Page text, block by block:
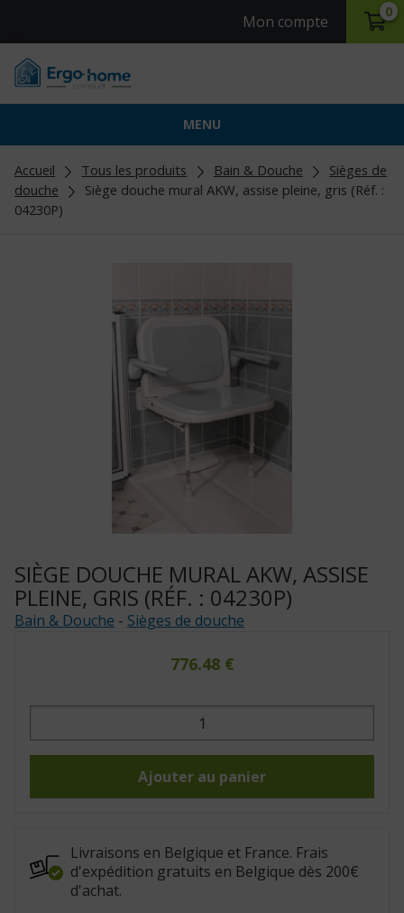
Mon compte
0
MENU
Accueil Tous les produits Bain & Douche
Sièges de
douche
Siège douche mural AKW, assise pleine, gris (Réf. :
04230P)
SIÈGE DOUCHE MURAL AKW, ASSISE
PLEINE, GRIS (RÉF. : 04230P)
Bain & Douche - Sièges de douche
776.48 €
quantité
Siège
pleine,
04230P)
Ajouter au panier
Livraisons en Belgique et France. Frais
d'expédition gratuits en Belgique dès 200€
d'achat.